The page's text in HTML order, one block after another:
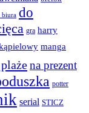
biura do
gra harry
manga
na prezent
potter
serial STICZ